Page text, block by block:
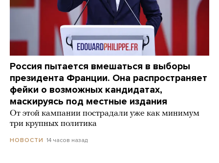
Россия пытается вмешаться в выборы
президента Франции. Она распространяет
фейки о возможных кандидатах,
маскируясь под местные издания
От этой кампании пострадали уже как минимум
три крупных политика
НОВОСТИ 14 часов назад